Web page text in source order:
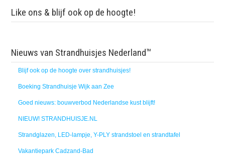
Like ons & blijf ook op de hoogte!
Nieuws van Strandhuisjes Nederland™
Blijf ook op de hoogte over strandhuisjes!
Boeking Strandhuisje Wijk aan Zee
Goed nieuws: bouwverbod Nederlandse kust blijft!
NIEUW! STRANDHUISJE.NL
Strandglazen, LED-lampje, Y-PLY strandstoel en strandtafel
Vakantiepark Cadzand-Bad